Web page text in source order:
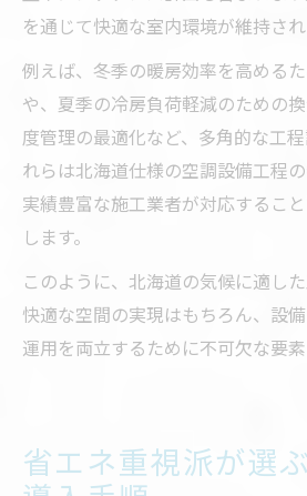
を通じて快適な室内環境が維持され
例えば、冬季の暖房効率を高める
や、夏季の冷房負荷軽減のための
度管理の最適化など、多角的な工
れらは北海道仕様の空調設備工程
実績豊富な施工業者が対応するこ
します。
このように、北海道の気候に適し
快適な空間の実現はもちろん、設
運用を両立するために不可欠な要素
省エネ重視派が選